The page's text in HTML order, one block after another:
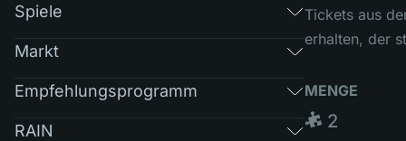
Spiele
Markt
Empfehlungsprogramm
RAIN
Tickets aus
erhalten, der
MENGE
🧩 2